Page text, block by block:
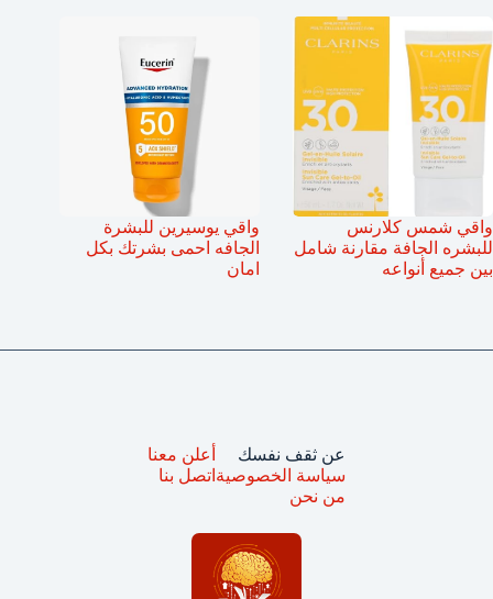
واقي شمس كلارنس
للبشره الجافة مقارنة شامل
بين جميع أنواعه
واقي يوسيرين للبشرة
الجافه احمى بشرتك بكل
امان
عن ثقف نفسك
سياسة الخصوصية
من نحن
أعلن معنا
اتصل بنا